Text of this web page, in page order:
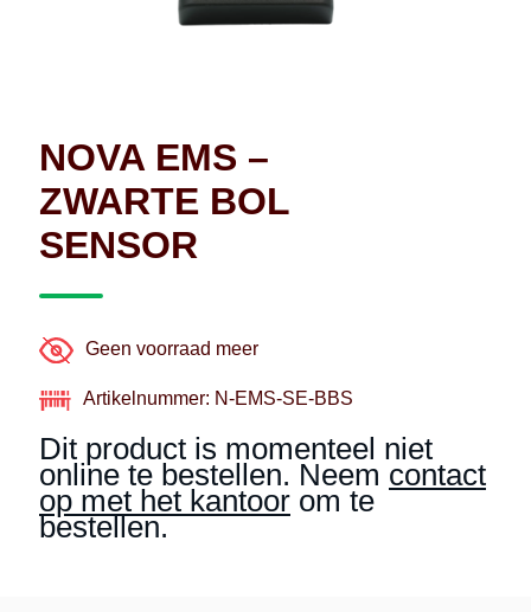
NOVA EMS –
ZWARTE BOL
SENSOR
Geen voorraad meer
Artikelnummer: N-EMS-SE-BBS
Dit product is momenteel niet
online te bestellen. Neem contact
op met het kantoor om te
bestellen.